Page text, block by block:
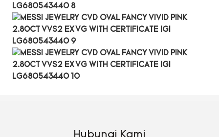
Hubungi Kami